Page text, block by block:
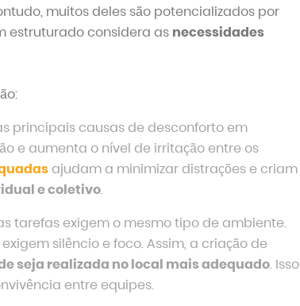
muitos deles são potencializados por
estruturado considera as necessidades
principais causas de desconforto em
e aumenta o nível de irritação entre os
ajudam a minimizar distrações e criam
e coletivo.
tarefas exigem o mesmo tipo de ambiente.
silêncio e foco. Assim, a criação de
seja realizada no local mais adequado. Isso
entre equipes.